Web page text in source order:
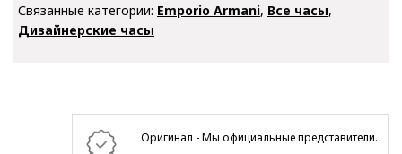
Связанные категории: Emporio Armani, Все часы,
Дизайнерские часы
Оригинал - Мы официальные представители.